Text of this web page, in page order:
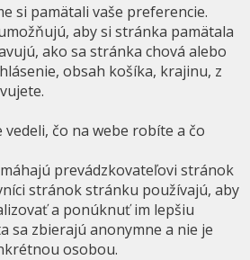
si pamätali vaše preferencie.
aby si stránka pamätala
ako sa stránka chová alebo
obsah košíka, krajinu, z
vedeli, čo na webe robíte a čo
prevádzkovateľovi stránok
stránok stránku používajú, aby
a ponúknuť im lepšiu
sa zbierajú anonymne a nie je
osobou.